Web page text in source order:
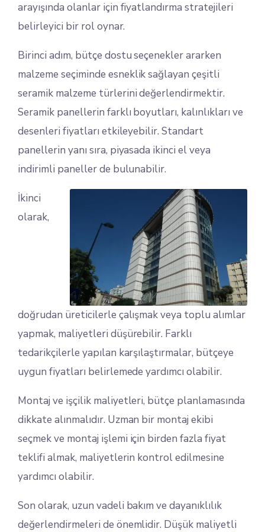
arayışında olanlar için fiyatlandırma stratejileri
belirleyici bir rol oynar.
Birinci adım, bütçe dostu seçenekler ararken
malzeme seçiminde esneklik sağlayan çeşitli
seramik malzeme türlerini değerlendirmektir.
Seramik panellerin farklı boyutları, kalınlıkları ve
desenleri fiyatları etkileyebilir. Standart
panellerin yanı sıra, piyasada ikinci el veya
indirimli paneller de bulunabilir.
İkinci
olarak,
doğrudan üreticilerle çalışmak veya toplu alımlar
yapmak, maliyetleri düşürebilir. Farklı
tedarikçilerle yapılan karşılaştırmalar, bütçeye
uygun fiyatları belirlemede yardımcı olabilir.
Montaj ve işçilik maliyetleri, bütçe planlamasında
dikkate alınmalıdır. Uzman bir montaj ekibi
seçmek ve montaj işlemi için birden fazla fiyat
teklifi almak, maliyetlerin kontrol edilmesine
yardımcı olabilir.
Son olarak, uzun vadeli bakım ve dayanıklılık
değerlendirmeleri de önemlidir. Düşük maliyetli